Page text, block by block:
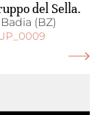
del Sella.
(BZ)